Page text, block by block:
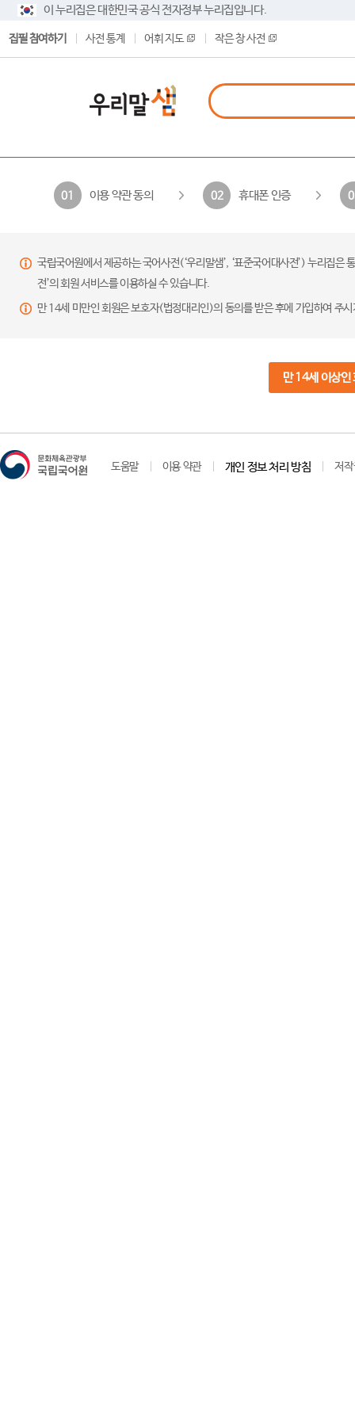
이 누리집은 대한민국 공식 전자정부 누리집입니다.
집필 참여하기 사전 통계 어휘 지도 작은 창 사전
01 이용 약관 동의 02 휴대폰 인증
국립국어원에서 제공하는 국어사전(‘우리말샘’, ‘표준국어대사전’) 누리집
전’의 회원 서비스를 이용하실 수 있습니다.
만 14세 미만인 회원은 보호자(법정대리인)의 동의를 받은 후에 가입하여 주
만 14세 이상인
도움말 이용 약관 개인 정보 처리 방침 저